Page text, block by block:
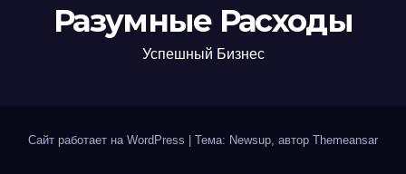
Разумные Расходы
Успешный Бизнес
Сайт работает на WordPress Тема: Newsup, автор Themeansar